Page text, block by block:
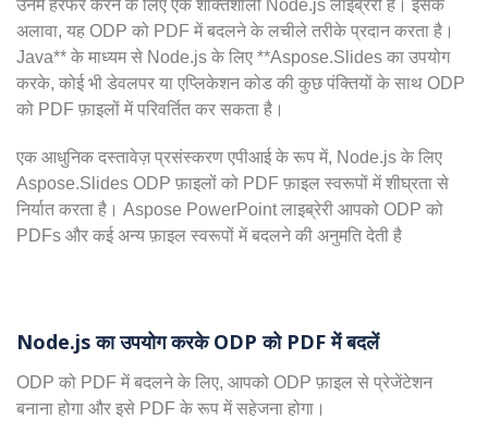
उनमें हेरफेर करने के लिए एक शक्तिशाली Node.js लाइब्रेरी है। इसके
अलावा, यह ODP को PDF में बदलने के लचीले तरीके प्रदान करता है।
Java** के माध्यम से Node.js के लिए **Aspose.Slides का उपयोग
करके, कोई भी डेवलपर या एप्लिकेशन कोड की कुछ पंक्तियों के साथ ODP
को PDF फ़ाइलों में परिवर्तित कर सकता है।
एक आधुनिक दस्तावेज़ प्रसंस्करण एपीआई के रूप में, Node.js के लिए
Aspose.Slides ODP फ़ाइलों को PDF फ़ाइल स्वरूपों में शीघ्रता से
निर्यात करता है। Aspose PowerPoint लाइब्रेरी आपको ODP को
PDFs और कई अन्य फ़ाइल स्वरूपों में बदलने की अनुमति देती है
Node.js का उपयोग करके ODP को PDF में बदलें
ODP को PDF में बदलने के लिए, आपको ODP फ़ाइल से प्रेजेंटेशन
बनाना होगा और इसे PDF के रूप में सहेजना होगा।